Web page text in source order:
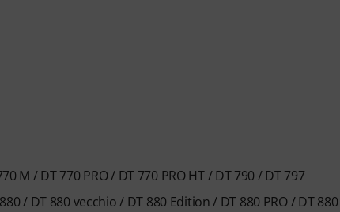
M / DT 770 PRO / DT 770 PRO HT / DT 790 / DT 797
/ DT 880 vecchio / DT 880 Edition / DT 880 PRO / DT 880